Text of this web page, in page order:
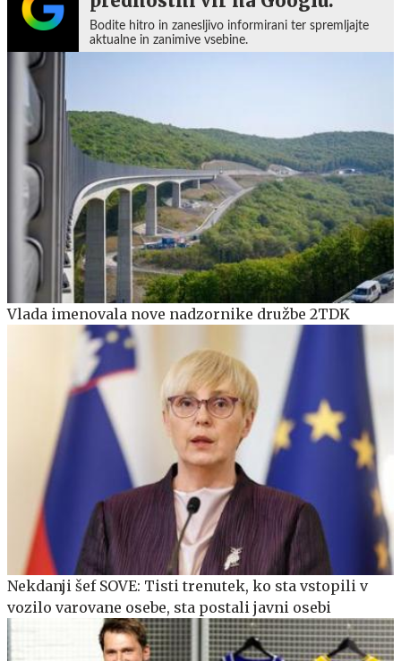
Bodite hitro in zanesljivo informirani ter spremljajte
aktualne in zanimive vsebine.
Vlada imenovala nove nadzornike družbe 2TDK
Nekdanji šef SOVE: Tisti trenutek, ko sta vstopili v
vozilo varovane osebe, sta postali javni osebi